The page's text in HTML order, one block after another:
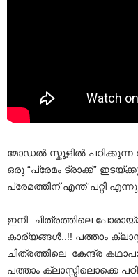
മോഡൽ സ്കൂളിൽ പഠിക്കുന്ന
ഒരു “പ്രേമം ട്രാക്ക്”
പ്രേമത്തിന് എന്ത് പറ്റി
ഇനി ചിത്രത്തിലെ
കാര്യങ്ങൾ..!! പത്താം
ചിത്രത്തിലെ കേന്ദ്ര
പത്താം ക്ലാസ്സിലൊക്കെ